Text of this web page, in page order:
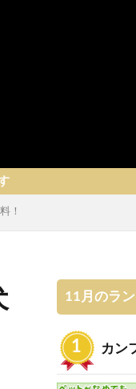
！
11月のラン
カン